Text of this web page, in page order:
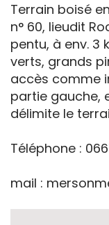
Terrain boisé
n° 60, lieudit
pentu, à env. 3
verts, grands
accès comme
partie gauche,
délimite le
Téléphone :
mail :